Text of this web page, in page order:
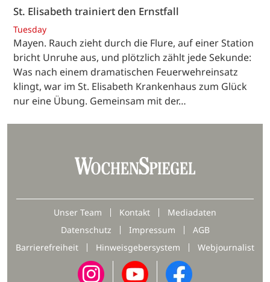
St. Elisabeth trainiert den Ernstfall
Tuesday
Mayen. Rauch zieht durch die Flure, auf einer Station
bricht Unruhe aus, und plötzlich zählt jede Sekunde:
Was nach einem dramatischen Feuerwehreinsatz
klingt, war im St. Elisabeth Krankenhaus zum Glück
nur eine Übung. Gemeinsam mit der…
Unser Team Kontakt
Mediadaten
Datenschutz
Impressum
AGB
Barrierefreiheit
Hinweisgebersystem Webjournalist